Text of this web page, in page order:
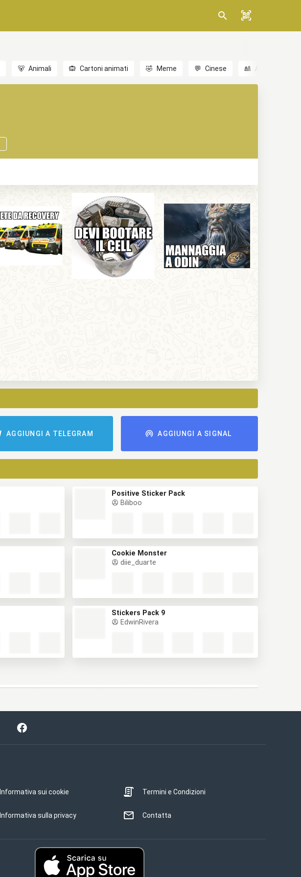
🐻 Animali 🙉 Cartoni animati 🤣 Meme 💬 Cinese 🎎 Anime
AGGIUNGI A TELEGRAM AGGIUNGI A SIGNAL
Positive Sticker Pack
Biliboo
Cookie Monster
diie_duarte
Stickers Pack 9
EdwinRivera
Informativa sui cookie
Informativa sulla privacy
Termini e Condizioni
Contatta